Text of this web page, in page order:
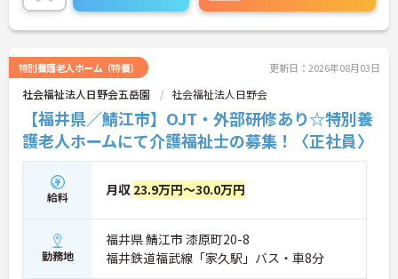
特別養護老人ホーム（特養） 更新日：2026年08月03日
社会福祉法人日野会五岳園 社会福祉法人日野会
【福井県／鯖江市】OJT・外部研修あり☆特別養
護老人ホームにて介護福祉士の募集！〈正社員〉
給料 月収 23.9万円～30.0万円
勤務地
福井県 鯖江市 漆原町20-8
福井鉄道福武線「家久駅」バス・車8分